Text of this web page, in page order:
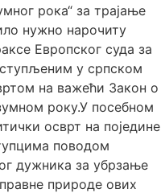
рока“ за трајање
нужно нарочиту
Европског суда за
у српском
на важећи Закон о
року.У посебном
осврт на поједине
поводом
дужника за убрзање
природе ових